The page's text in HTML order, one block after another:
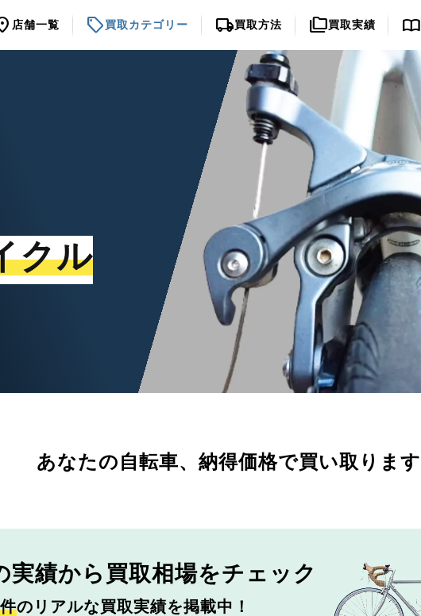
店舗一覧 sell買取カテゴリー local_shipping買取方法 folder_copy買取実績 import_contacts
クル
あなたの自転車、 納得価格で買い取ります
実績から 買取相場をチェック
件のリアルな買取実績を掲載中！